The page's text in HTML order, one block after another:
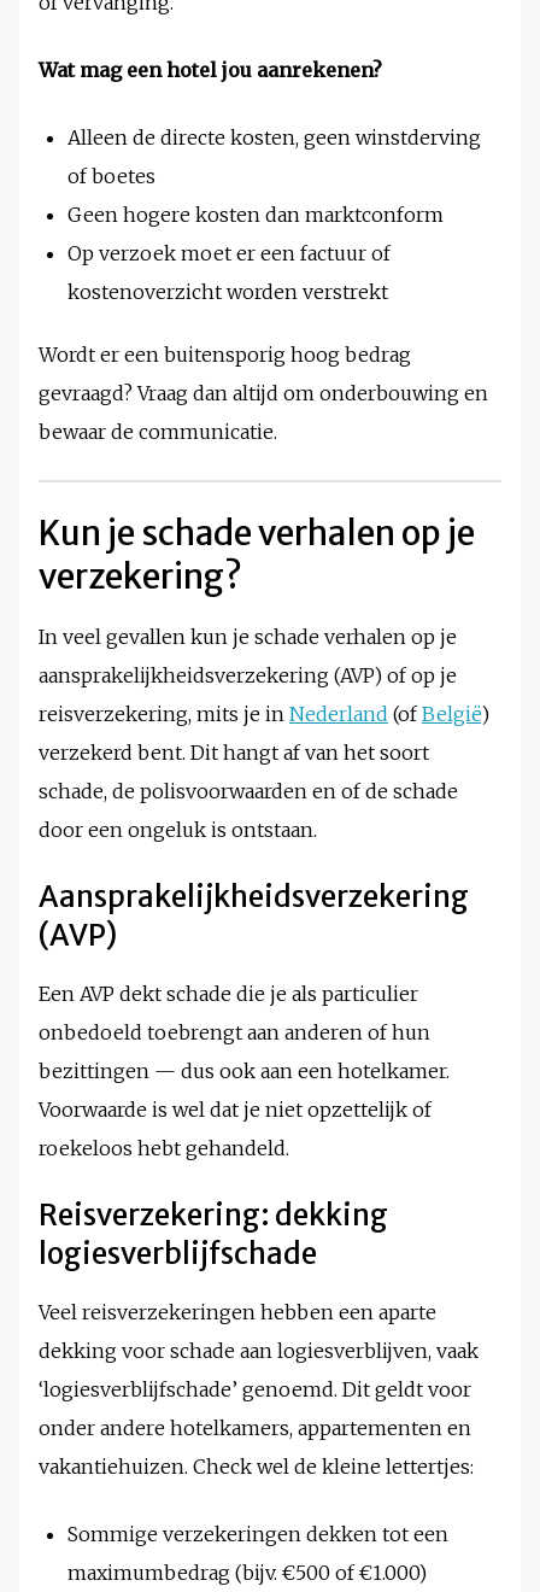
Wat mag een hotel jou aanrekenen?
Alleen de directe kosten, geen winstderving
of boetes
Geen hogere kosten dan marktconform
Op verzoek moet er een factuur of
kostenoverzicht worden verstrekt
Wordt er een buitensporig hoog bedrag
gevraagd? Vraag dan altijd om onderbouwing en
bewaar de communicatie.
Kun je schade verhalen op je
verzekering?
In veel gevallen kun je schade verhalen op je
aansprakelijkheidsverzekering (AVP) of op je
reisverzekering, mits je in Nederland (ofBelgië)
verzekerd bent. Dit hangt af van het soort
schade, de polisvoorwaarden en of de schade
door een ongeluk is ontstaan.
Aansprakelijkheidsverzekering
(AVP)
Een AVP dekt schade die je als particulier
onbedoeld toebrengt aan anderen of hun
bezittingen — dus ook aan een hotelkamer.
Voorwaarde is wel dat je niet opzettelijk of
roekeloos hebt gehandeld.
Reisverzekering: dekking
logiesverblijfschade
Veel reisverzekeringen hebben een aparte
dekking voor schade aan logiesverblijven, vaak
‘logiesverblijfschade’ genoemd. Dit geldt voor
onder andere hotelkamers, appartementen en
vakantiehuizen. Check wel de kleine lettertjes:
Sommige verzekeringen dekken tot een
maximumbedrag (bijv. €500 of €1.000)